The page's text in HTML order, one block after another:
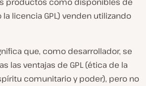
licencia GPL) venden utilizando
que, como desarrollador, se
las ventajas de GPL (ética de la
comunitario y poder), pero no